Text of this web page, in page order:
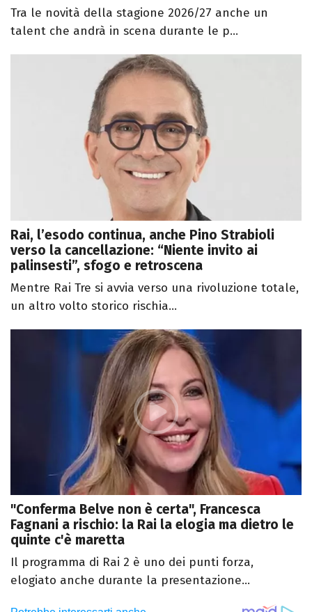
Tra le novità della stagione 2026/27 anche un
talent che andrà in scena durante le p...
Rai, l’esodo continua, anche Pino Strabioli
verso la cancellazione: “Niente invito ai
palinsesti”, sfogo e retroscena
Mentre Rai Tre si avvia verso una rivoluzione totale,
un altro volto storico rischia...
"Conferma Belve non è certa", Francesca
Fagnani a rischio: la Rai la elogia ma dietro le
quinte c'è maretta
Il programma di Rai 2 è uno dei punti forza,
elogiato anche durante la presentazione...